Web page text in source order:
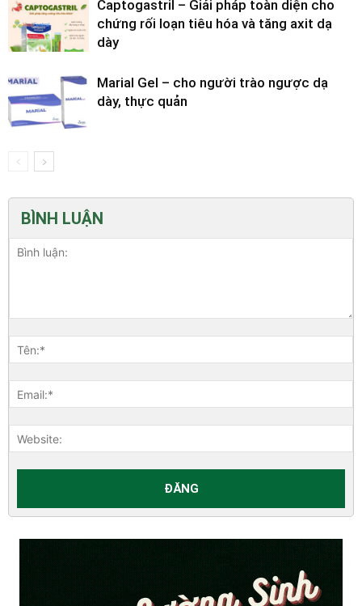
Captogastril – Giải pháp toàn diện cho
chứng rối loạn tiêu hóa và tăng axit dạ
dày
Marial Gel – cho người trào ngược dạ
dày, thực quản
BÌNH LUẬN